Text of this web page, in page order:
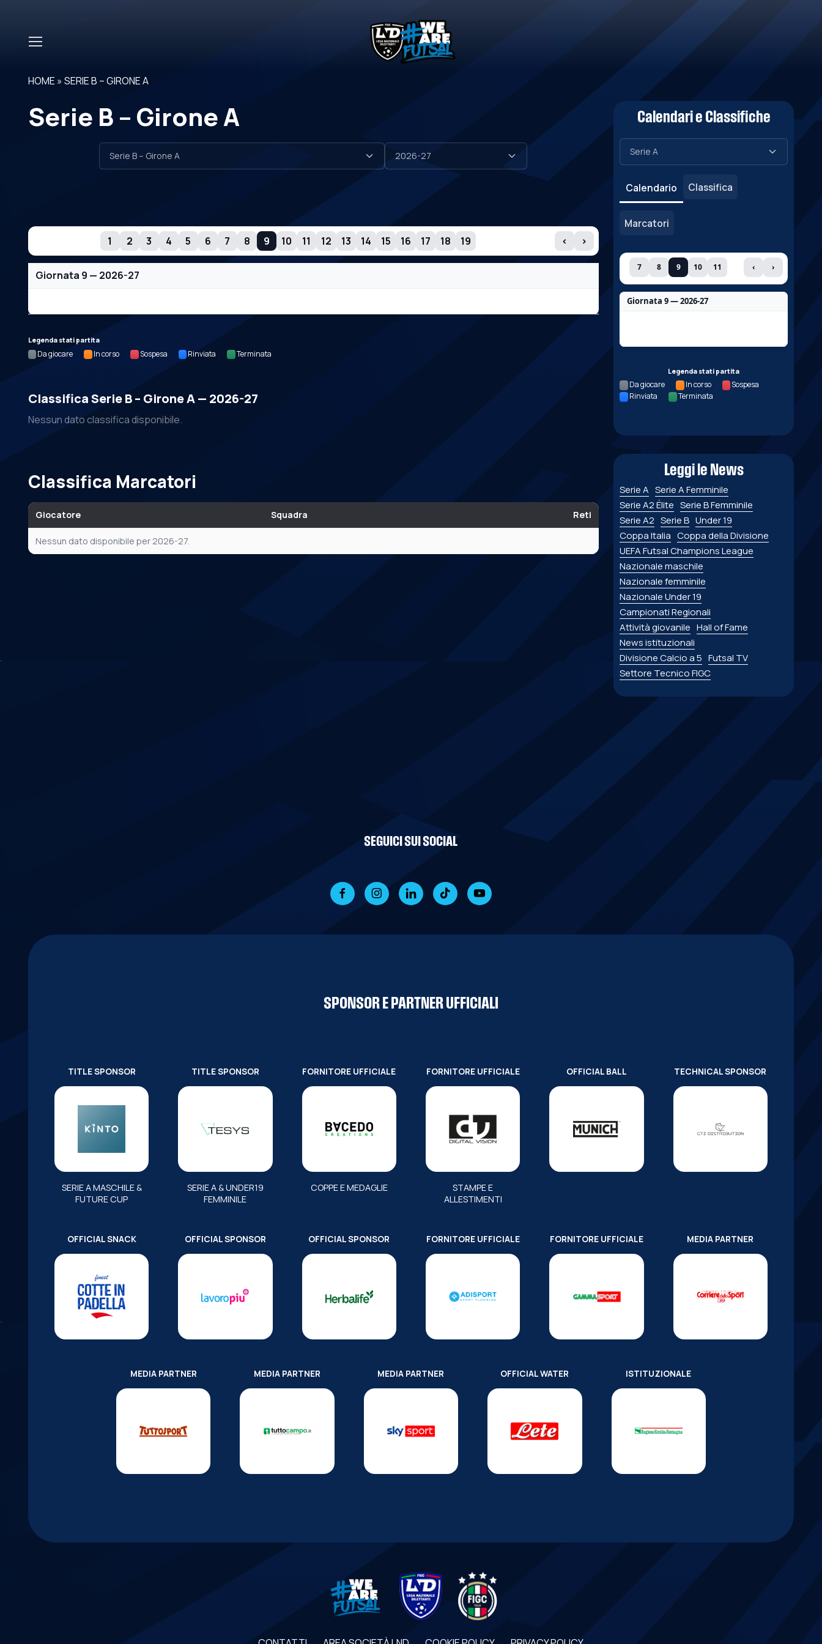
HOME »SERIE B – GIRONE A
Serie B – Girone A
1 2 3 4 5 6 7 8 9 10 11 12 13 14 15 16 17 18 19 ‹ ›
Giornata 9 — 2026-27
Legenda stati partita
Da giocare In corso Sospesa Rinviata Terminata
Classifica Serie B – Girone A — 2026-27
Nessun dato classifica disponibile.
Classifica Marcatori
Giocatore Squadra Reti
Nessun dato disponibile per 2026-27.
Calendari e Classifiche
Calendario Classifica
Marcatori
7 8 9 10 11 ‹ ›
Giornata 9 — 2026-27
Legenda stati partita
Da giocare In corso
Sospesa
Rinviata
Terminata
Leggi le News
Serie A Serie A Femminile
Serie A2 Élite Serie B Femminile
Serie A2 Serie B Under 19
Coppa Italia Coppa della Divisione
UEFA Futsal Champions League
Nazionale maschile
Nazionale femminile
Nazionale Under 19
Campionati Regionali
Attività giovanile Hall of Fame
News istituzionali
Divisione Calcio a 5 Futsal TV
Settore Tecnico FIGC
SEGUICI SUI SOCIAL
SPONSOR E PARTNER UFFICIALI
TITLE SPONSOR
SERIE A MASCHILE &
FUTURE CUP
TITLE SPONSOR
SERIE A & UNDER19
FEMMINILE
FORNITORE UFFICIALE
COPPE E MEDAGLIE
FORNITORE UFFICIALE
STAMPE E
ALLESTIMENTI
OFFICIAL BALL TECHNICAL SPONSOR
OFFICIAL SNACK OFFICIAL SPONSOR OFFICIAL SPONSOR FORNITORE UFFICIALE FORNITORE UFFICIALE MEDIA PARTNER
MEDIA PARTNER MEDIA PARTNER MEDIA PARTNER OFFICIAL WATER ISTITUZIONALE